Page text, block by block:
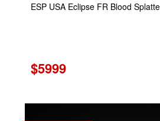
ESP USA Eclipse FR Blood
$5999